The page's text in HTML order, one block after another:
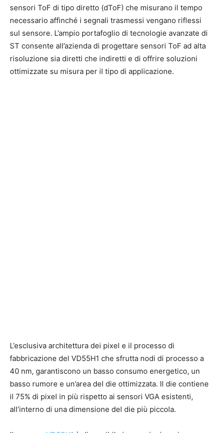
sensori ToF di tipo diretto (dToF) che misurano il tempo
necessario affinché i segnali trasmessi vengano riflessi
sul sensore. L’ampio portafoglio di tecnologie avanzate di
ST consente all’azienda di progettare sensori ToF ad alta
risoluzione sia diretti che indiretti e di offrire soluzioni
ottimizzate su misura per il tipo di applicazione.
L’esclusiva architettura dei pixel e il processo di
fabbricazione del VD55H1 che sfrutta nodi di processo a
40 nm, garantiscono un basso consumo energetico, un
basso rumore e un’area del die ottimizzata. Il die contiene
il 75% di pixel in più rispetto ai sensori VGA esistenti,
all’interno di una dimensione del die più piccola.